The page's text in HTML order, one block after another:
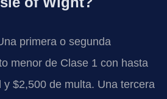
primera o segunda
menor de Clase 1 con hasta
y $2,500 de multa. Una tercera